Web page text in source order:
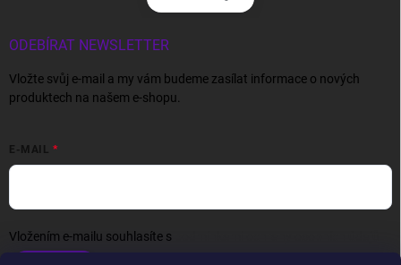
ODEBÍRAT NEWSLETTER
Vložte svůj e-mail a my vám budeme zasílat informace o nových
produktech na našem e-shopu.
E-MAIL
Vložením e-mailu souhlasíte s